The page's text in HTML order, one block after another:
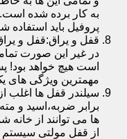
به کار برده شده
پروفیل باید استفاده
قفل و یراق:قفل و
در غیر این صورت
است هیچ خواهد بود!
مهمترین ویژگی
سیلندر قفل ها اغلب
برابر ضربه،اسید و
ها می توانند از خانه